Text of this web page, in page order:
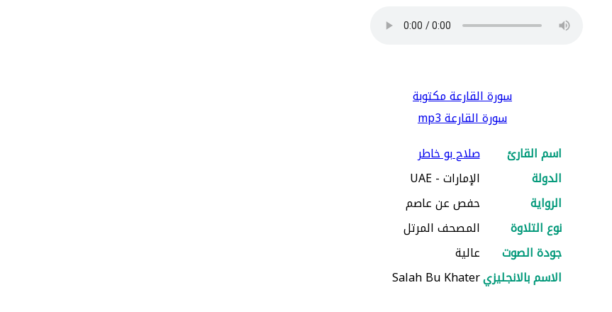
سورة القارعة مكتوبة
سورة القارعة mp3
اسم القارئ
صلاح بو خاطر
الدولة
الإمارات - UAE
الرواية
حفص عن عاصم
نوع التلاوة
المصحف المرتل
جودة الصوت
عالية
الاسم بالانجليزيSalah Bu Khater